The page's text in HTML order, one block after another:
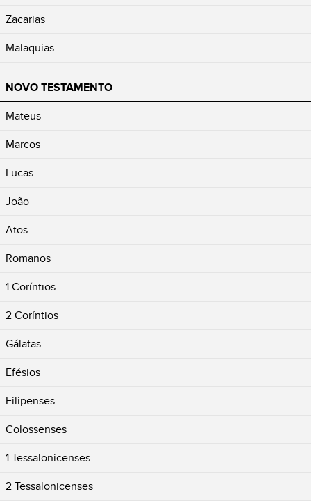
Zacarias
Malaquias
NOVO TESTAMENTO
Mateus
Marcos
Lucas
João
Atos
Romanos
1 Coríntios
2 Coríntios
Gálatas
Efésios
Filipenses
Colossenses
1 Tessalonicenses
2 Tessalonicenses